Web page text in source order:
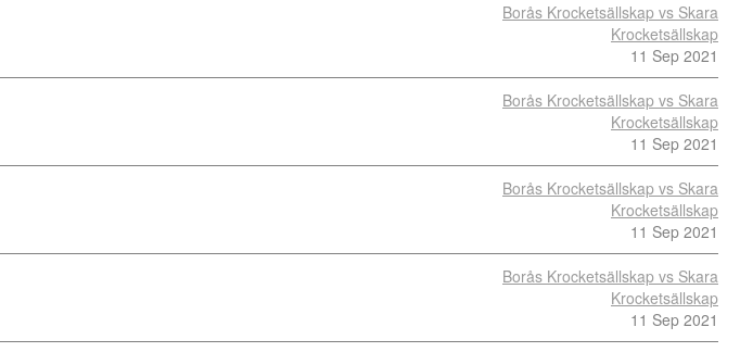
Borås Krocketsällskap vs Skara
Krocketsällskap
11 Sep 2021
Borås Krocketsällskap vs Skara
Krocketsällskap
11 Sep 2021
Borås Krocketsällskap vs Skara
Krocketsällskap
11 Sep 2021
Borås Krocketsällskap vs Skara
Krocketsällskap
11 Sep 2021